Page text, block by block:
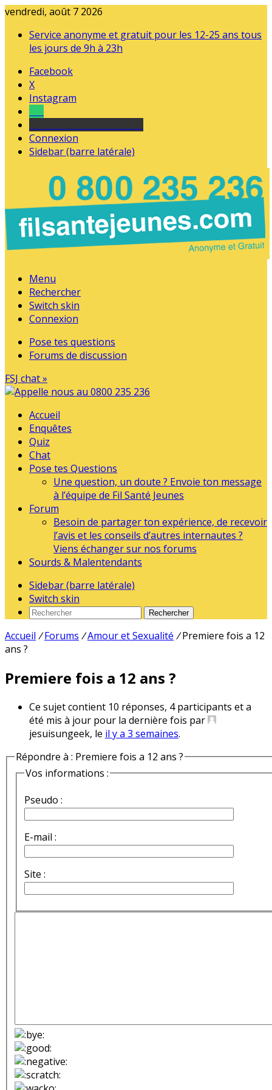
vendredi, août 7 2026
Service anonyme et gratuit pour les 12-25 ans tous
les jours de 9h à 23h
Facebook
X
Instagram
Connexion
Sidebar (barre latérale)
Menu
Rechercher
Switch skin
Connexion
Pose tes questions
Forums de discussion
FSJ chat »
Accueil
Enquêtes
Quiz
Chat
Pose tes Questions
Une question, un doute ? Envoie ton message
à l’équipe de Fil Santé Jeunes
Forum
Besoin de partager ton expérience, de recevoir
l’avis et les conseils d’autres internautes ?
Viens échanger sur nos forums
Sourds & Malentendants
Sidebar (barre latérale)
Switch skin
Rechercher
Accueil / Forums /Amour et Sexualité / Premiere fois a 12
ans ?
Premiere fois a 12 ans ?
Ce sujet contient 10 réponses, 4 participants et a
été mis à jour pour la dernière fois par
jesuisungeek, le il y a 3 semaines.
Répondre à : Premiere fois a 12 ans ?
Vos informations :
Pseudo :
E-mail :
Site :